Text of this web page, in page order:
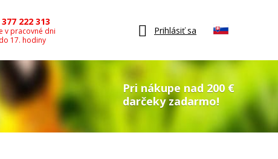
222 313
v pracovné dni
17. hodiny
Prihlásiť sa
Pri nákupe nad 200 €
darčeky zadarmo!